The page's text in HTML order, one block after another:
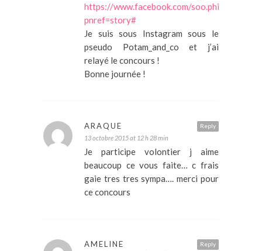
https://www.facebook.com/soo.phie.79/
pnref=story#
Je suis sous Instagram sous le
pseudo Potam_and_co et j’ai
relayé le concours !
Bonne journée !
Reply
ARAQUE
13 octobre 2015 at 12 h 28 min
Je participe volontier j aime
beaucoup ce vous faite… c frais
gaie tres tres sympa…. merci pour
ce concours
Reply
AMELINE